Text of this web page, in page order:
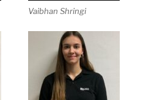
Vaibhan Shringi